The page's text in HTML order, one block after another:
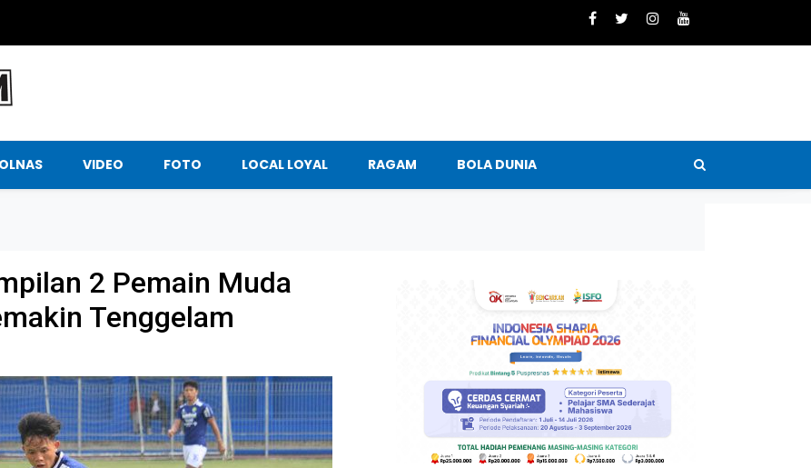
VIDEO FOTO LOCAL LOYAL RAGAM BOLA DUNIA
2 Pemain Muda
Tenggelam